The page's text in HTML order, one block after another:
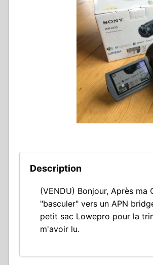
Description
(VENDU) Bonjour, Après
"basculer" vers un APN
petit sac Lowepro pour la
m'avoir lu.